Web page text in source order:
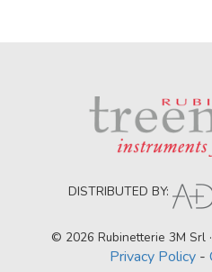
DISTRIBUTED BY:
© 2026 Rubinetterie 3M Srl
Privacy Policy -